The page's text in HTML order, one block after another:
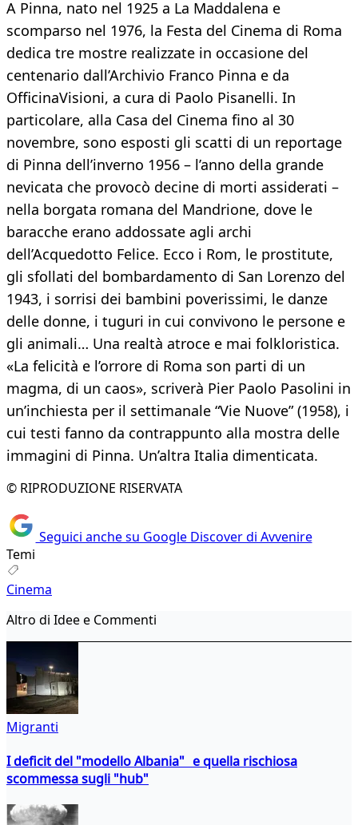
A Pinna, nato nel 1925 a La Maddalena e
scomparso nel 1976, la Festa del Cinema di Roma
dedica tre mostre realizzate in occasione del
centenario dall’Archivio Franco Pinna e da
OfficinaVisioni, a cura di Paolo Pisanelli. In
particolare, alla Casa del Cinema fino al 30
novembre, sono esposti gli scatti di un reportage
di Pinna dell’inverno 1956 – l’anno della grande
nevicata che provocò decine di morti assiderati –
nella borgata romana del Mandrione, dove le
baracche erano addossate agli archi
dell’Acquedotto Felice. Ecco i Rom, le prostitute,
gli sfollati del bombardamento di San Lorenzo del
1943, i sorrisi dei bambini poverissimi, le danze
delle donne, i tuguri in cui convivono le persone e
gli animali… Una realtà atroce e mai folkloristica.
«La felicità e l’orrore di Roma son parti di un
magma, di un caos», scriverà Pier Paolo Pasolini in
un’inchiesta per il settimanale “Vie Nuove” (1958), i
cui testi fanno da contrappunto alla mostra delle
immagini di Pinna. Un’altra Italia dimenticata.
© RIPRODUZIONE RISERVATA
Seguici anche su Google Discover di Avvenire
Temi
Cinema
Altro di Idee e Commenti
Migranti
I deficit del "modello Albania" e quella rischiosa
scommessa sugli "hub"